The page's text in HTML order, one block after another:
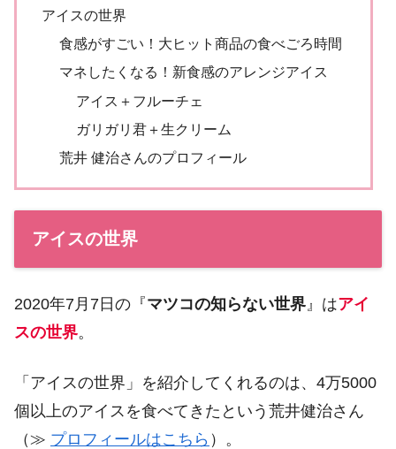
アイスの世界
食感がすごい！大ヒット商品の食べごろ時間
マネしたくなる！新食感のアレンジアイス
アイス＋フルーチェ
ガリガリ君＋生クリーム
荒井 健治さんのプロフィール
アイスの世界
2020年7月7日の『マツコの知らない世界 』はアイ
スの世界。
「アイスの世界」を紹介してくれるのは、4万5000
個以上のアイスを食べてきたという荒井健治さん
（≫ プロフィールはこちら ）。